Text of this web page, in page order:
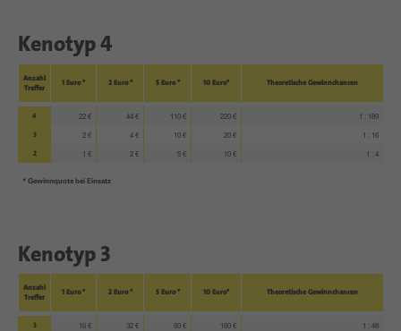
Kenotyp 4
Anzahl
Treffer
1 Euro * 2 Euro * 5 Euro * 10 Euro* Theoretische Gewinnchancen
4 22 € 44 € 110 € 220 €
1 : 189
3
2 € 4 € 10 € 20 €
1 : 16
2
1 € 2 € 5 € 10 € 1 : 4
* Gewinnquote bei Einsatz
Kenotyp 3
Anzahl
Treffer
1 Euro * 2 Euro * 5 Euro * 10 Euro* Theoretische Gewinnchancen
3 16 € 32 € 80 € 160 €
1 : 48